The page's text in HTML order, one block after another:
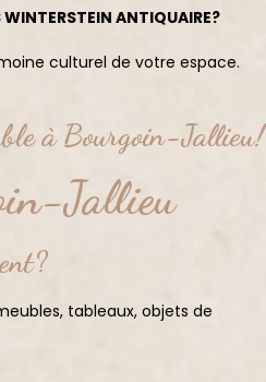
ANTIQUAIRE?
culturel de votre espace.
à Bourgoin-Jallieu!
Jallieu
tableaux, objets de